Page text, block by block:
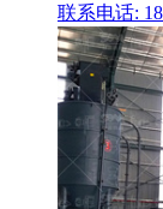
联系电话: